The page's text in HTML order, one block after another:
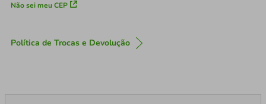
Não sei meu CEP
Política de Trocas e Devolução